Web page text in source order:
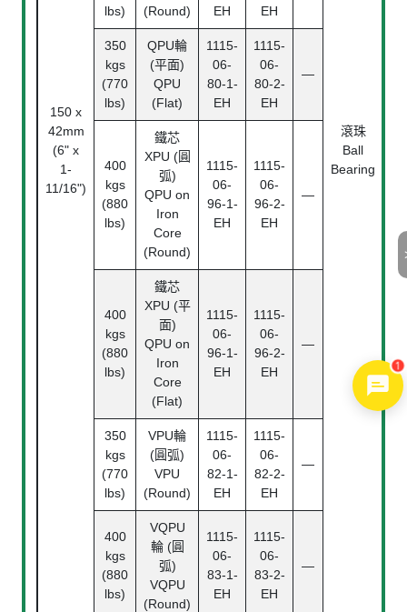
150 x
42mm
(6" x
1-
11/16")
滾珠
Ball
Bearing
lbs)
(Round)
EH
EH
350
kgs
(770
lbs)
QPU輪
(平面)
QPU
(Flat)
1115-
06-
80-1-
EH
1115-
06-
80-2-
EH
—
400
kgs
(880
lbs)
鐵芯
XPU (圓
弧)
QPU on
Iron
Core
(Round)
1115-
06-
96-1-
EH
1115-
06-
96-2-
EH
—
400
kgs
(880
lbs)
鐵芯
XPU (平
面)
QPU on
Iron
Core
(Flat)
1115-
06-
96-1-
EH
1115-
06-
96-2-
EH
—
350
kgs
(770
lbs)
VPU輪
(圓弧)
VPU
(Round)
1115-
06-
82-1-
EH
1115-
06-
82-2-
EH
—
400
kgs
(880
lbs)
VQPU
輪 (圓
弧)
VQPU
(Round)
1115-
06-
83-1-
EH
1115-
06-
83-2-
EH
—
1